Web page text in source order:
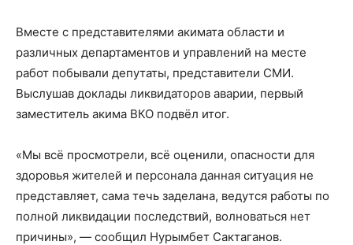
Вместе с представителями акимата области и
различных департаментов и управлений на месте
работ побывали депутаты, представители СМИ.
Выслушав доклады ликвидаторов аварии, первый
заместитель акима ВКО подвёл итог.
«Мы всё просмотрели, всё оценили, опасности для
здоровья жителей и персонала данная ситуация не
представляет, сама течь заделана, ведутся работы по
полной ликвидации последствий, волноваться нет
причины», — сообщил Нурымбет Сактаганов.